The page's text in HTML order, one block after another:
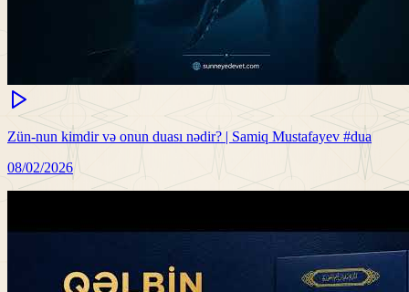
Zün-nun kimdir və onun duası nədir? | Samiq Mustafayev #dua
08/02/2026